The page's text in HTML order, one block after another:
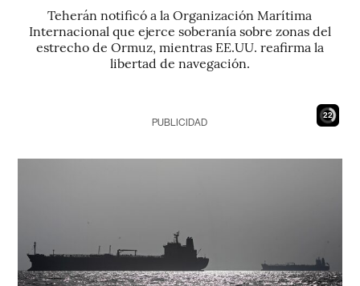
Teherán notificó a la Organización Marítima
Internacional que ejerce soberanía sobre zonas del
estrecho de Ormuz, mientras EE.UU. reafirma la
libertad de navegación.
21
PUBLICIDAD